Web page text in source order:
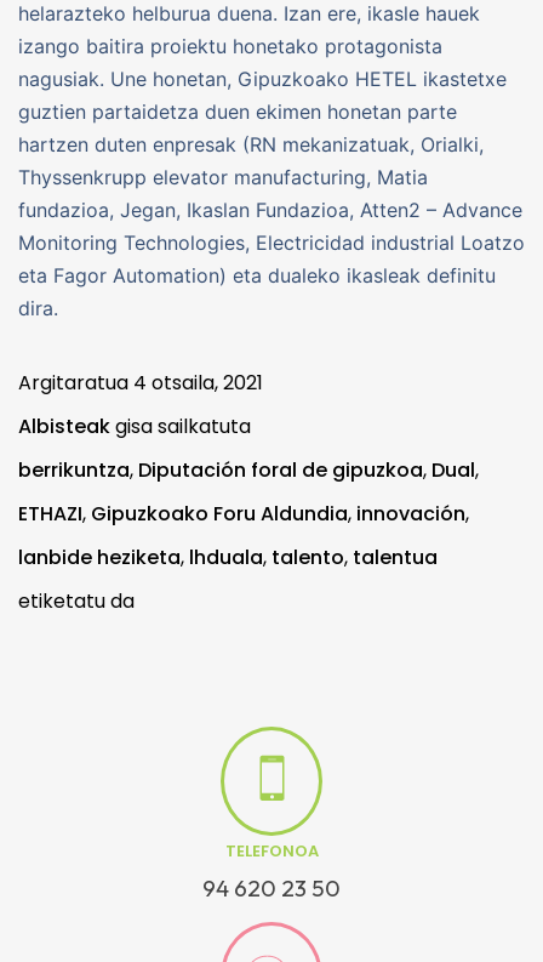
helarazteko helburua duena. Izan ere, ikasle hauek
izango baitira proiektu honetako protagonista
nagusiak. Une honetan, Gipuzkoako HETEL ikastetxe
guztien partaidetza duen ekimen honetan parte
hartzen duten enpresak (RN mekanizatuak, Orialki,
Thyssenkrupp elevator manufacturing, Matia
fundazioa, Jegan, Ikaslan Fundazioa, Atten2 – Advance
Monitoring Technologies, Electricidad industrial Loatzo
eta Fagor Automation) eta dualeko ikasleak definitu
dira.
Argitaratua 4 otsaila, 2021
Albisteakgisa sailkatuta
berrikuntza, Diputación foral de gipuzkoa, Dual,
ETHAZI, Gipuzkoako Foru Aldundia, innovación,
lanbide heziketa, lhduala, talento, talentua
etiketatu da
TELEFONOA
94 620 23 50